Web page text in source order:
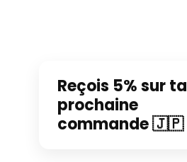
Reçois 5% sur ta
prochaine
commande 🇯🇵